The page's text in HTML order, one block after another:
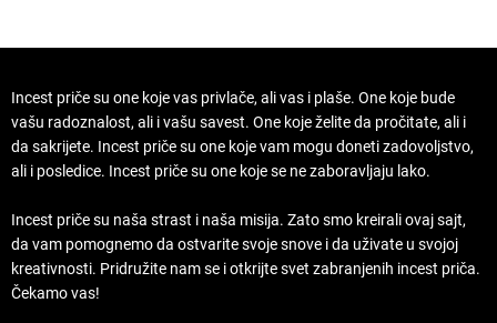
Incest priče su one koje vas privlače, ali vas i plaše. One koje bude
vašu radoznalost, ali i vašu savest. One koje želite da pročitate, ali i
da sakrijete. Incest priče su one koje vam mogu doneti zadovoljstvo,
ali i posledice. Incest priče su one koje se ne zaboravljaju lako.
Incest priče su naša strast i naša misija. Zato smo kreirali ovaj sajt,
da vam pomognemo da ostvarite svoje snove i da uživate u svojoj
kreativnosti. Pridružite nam se i otkrijte svet zabranjenih incest priča.
Čekamo vas!